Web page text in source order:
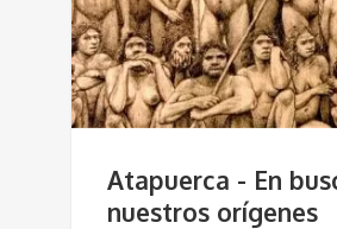
Atapuerca - En
nuestros orígenes